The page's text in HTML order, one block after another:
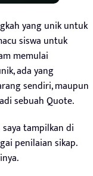
yang unik untuk
siswa untuk
memulai
ada yang
sendiri, maupun
sebuah Quote.
tampilkan di
penilaian sikap.